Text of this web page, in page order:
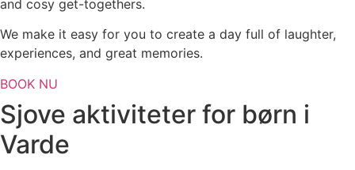
and cosy get-togethers.
We make it easy for you to create a day full of laughter,
experiences, and great memories.
BOOK NU
Sjove aktiviteter for børn i
Varde